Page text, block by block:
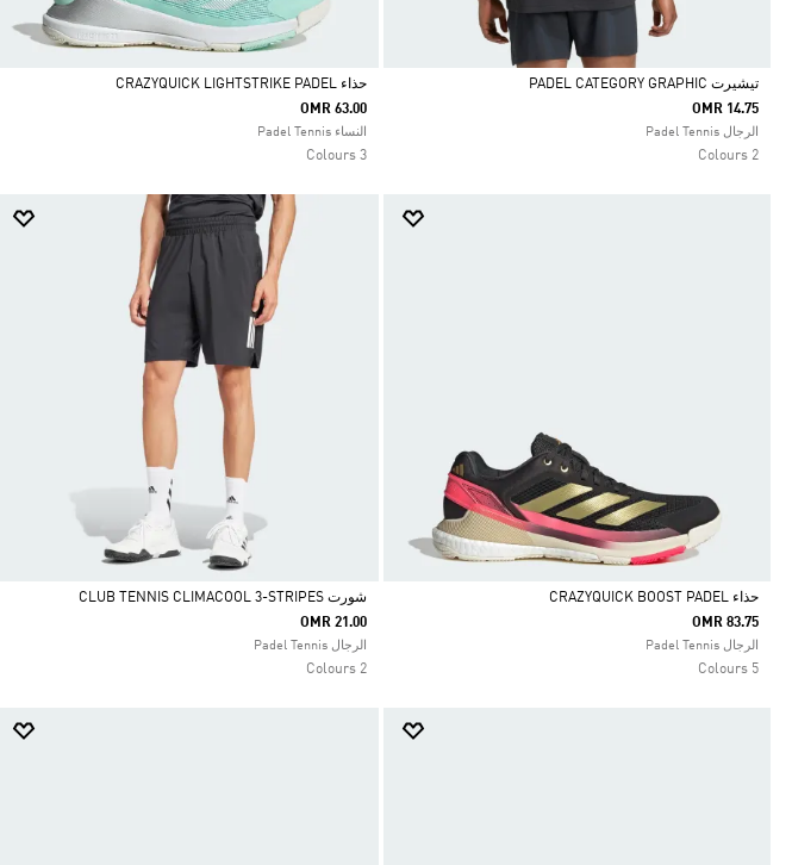
Selected
تيشيرت PADEL CATEGORY GRAPHIC
OMR 14.75
الرجال Padel Tennis
2 Colours
Selected
حذاء CRAZYQUICK LIGHTSTRIKE PADEL
OMR 63.00
النساء Padel Tennis
3 Colours
Selected
حذاء CRAZYQUICK BOOST PADEL
OMR 83.75
الرجال Padel Tennis
5 Colours
Selected
شورت CLUB TENNIS CLIMACOOL 3-STRIPES
OMR 21.00
الرجال Padel Tennis
2 Colours